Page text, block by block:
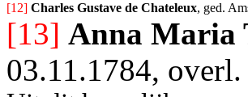
[12] Charles Gustave de Chateleux, ged.
[13] Anna Maria
03.11.1784,